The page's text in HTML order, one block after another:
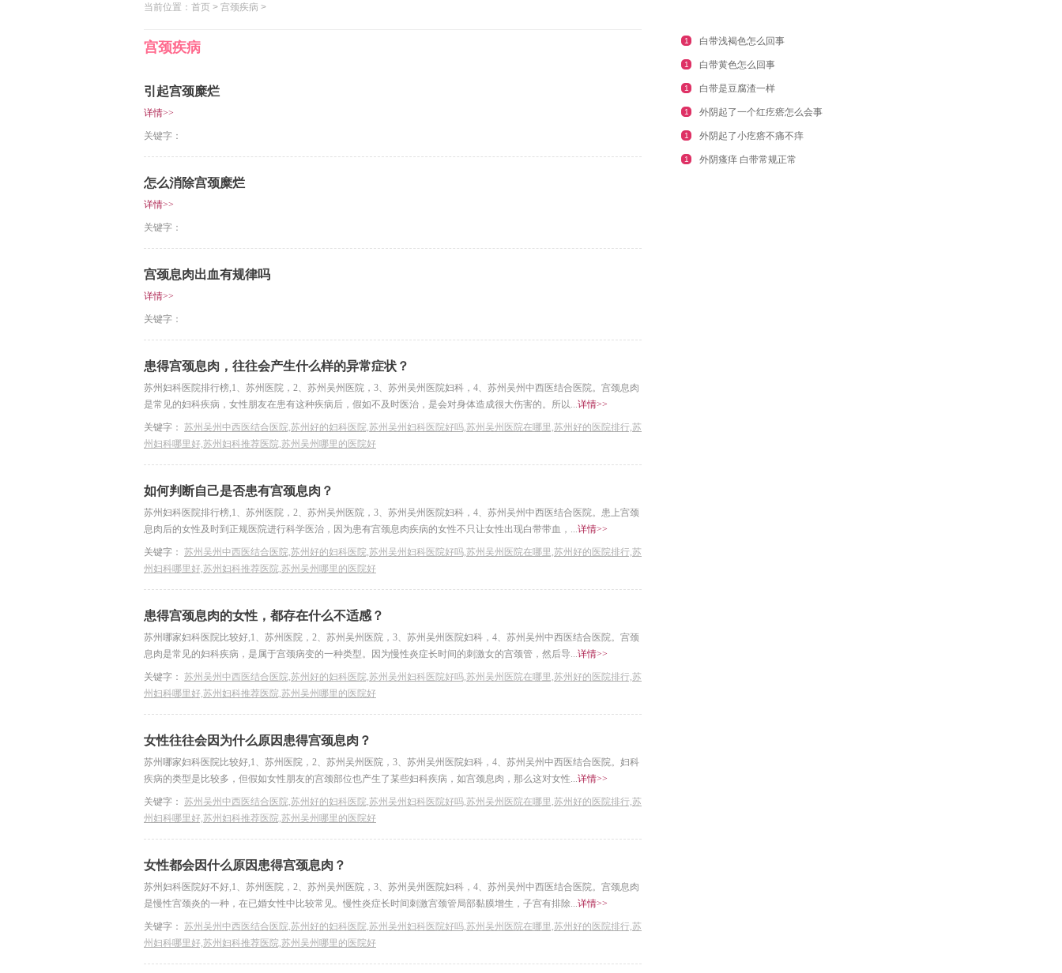
当前位置： 首页 > 宫颈疾病 >
宫颈疾病
引起宫颈糜烂
详情>>
关键字：
怎么消除宫颈糜烂
详情>>
关键字：
宫颈息肉出血有规律吗
详情>>
关键字：
患得宫颈息肉，往往会产生什么样的异常症状？
苏州妇科医院排行榜,1、苏州医院，2、苏州吴州医院，3、苏州吴州医院妇科，4、苏州吴州中西医结合医院。宫颈息肉
是常见的妇科疾病，女性朋友在患有这种疾病后，假如不及时医治，是会对身体造成很大伤害的。所以...详情>>
关键字： 苏州吴州中西医结合医院,苏州好的妇科医院,苏州吴州妇科医院好吗,苏州吴州医院在哪里,苏州好的医院排行,苏
州妇科哪里好,苏州妇科推荐医院,苏州吴州哪里的医院好
如何判断自己是否患有宫颈息肉？
苏州妇科医院排行榜,1、苏州医院，2、苏州吴州医院，3、苏州吴州医院妇科，4、苏州吴州中西医结合医院。患上宫颈
息肉后的女性及时到正规医院进行科学医治，因为患有宫颈息肉疾病的女性不只让女性出现白带带血，...详情>>
关键字： 苏州吴州中西医结合医院,苏州好的妇科医院,苏州吴州妇科医院好吗,苏州吴州医院在哪里,苏州好的医院排行,苏
州妇科哪里好,苏州妇科推荐医院,苏州吴州哪里的医院好
患得宫颈息肉的女性，都存在什么不适感？
苏州哪家妇科医院比较好,1、苏州医院，2、苏州吴州医院，3、苏州吴州医院妇科，4、苏州吴州中西医结合医院。宫颈
息肉是常见的妇科疾病，是属于宫颈病变的一种类型。因为慢性炎症长时间的刺激女的宫颈管，然后导...详情>>
关键字： 苏州吴州中西医结合医院,苏州好的妇科医院,苏州吴州妇科医院好吗,苏州吴州医院在哪里,苏州好的医院排行,苏
州妇科哪里好,苏州妇科推荐医院,苏州吴州哪里的医院好
女性往往会因为什么原因患得宫颈息肉？
苏州哪家妇科医院比较好,1、苏州医院，2、苏州吴州医院，3、苏州吴州医院妇科，4、苏州吴州中西医结合医院。妇科
疾病的类型是比较多，但假如女性朋友的宫颈部位也产生了某些妇科疾病，如宫颈息肉，那么这对女性...详情>>
关键字： 苏州吴州中西医结合医院,苏州好的妇科医院,苏州吴州妇科医院好吗,苏州吴州医院在哪里,苏州好的医院排行,苏
州妇科哪里好,苏州妇科推荐医院,苏州吴州哪里的医院好
女性都会因什么原因患得宫颈息肉？
苏州妇科医院好不好,1、苏州医院，2、苏州吴州医院，3、苏州吴州医院妇科，4、苏州吴州中西医结合医院。宫颈息肉
是慢性宫颈炎的一种，在已婚女性中比较常见。慢性炎症长时间刺激宫颈管局部黏膜增生，子宫有排除...详情>>
关键字： 苏州吴州中西医结合医院,苏州好的妇科医院,苏州吴州妇科医院好吗,苏州吴州医院在哪里,苏州好的医院排行,苏
州妇科哪里好,苏州妇科推荐医院,苏州吴州哪里的医院好
1 白带浅褐色怎么回事
1 白带黄色怎么回事
1 白带是豆腐渣一样
1 外阴起了一个红疙瘩怎么会事
1 外阴起了小疙瘩不痛不痒
1 外阴瘙痒 白带常规正常